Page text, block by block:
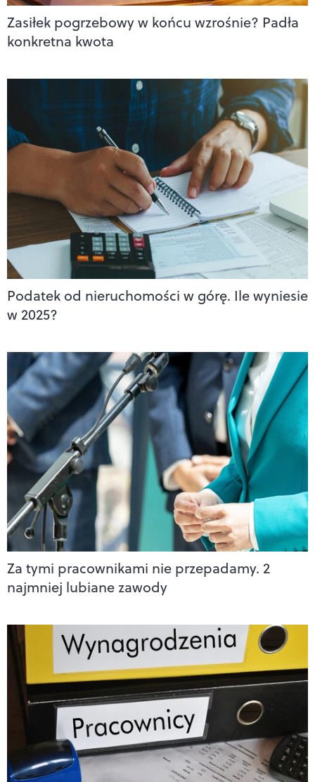
Zasiłek pogrzebowy w końcu wzrośnie? Padła
konkretna kwota
Podatek od nieruchomości w górę. Ile wyniesie
w 2025?
Za tymi pracownikami nie przepadamy. 2
najmniej lubiane zawody